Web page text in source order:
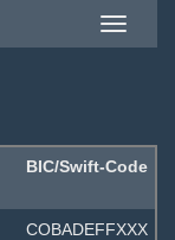
Toggle
BIC/Swift-Code
COBADEFFXXX